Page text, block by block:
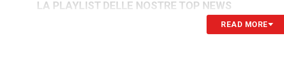
LA PLAYLIST DELLE NOSTRE TOP NEWS
READ MORE